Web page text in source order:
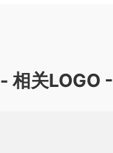
- 相关LOGO -